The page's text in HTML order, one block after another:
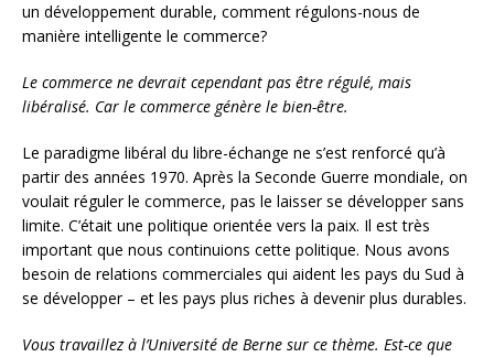
un développement durable, comment régulons-nous de
manière intelligente le commerce?
Le commerce ne devrait cependant pas être régulé, mais
libéralisé. Car le commerce génère le bien-être.
Le paradigme libéral du libre-échange ne s’est renforcé qu’à
partir des années 1970. Après la Seconde Guerre mondiale, on
voulait réguler le commerce, pas le laisser se développer sans
limite. C’était une politique orientée vers la paix. Il est très
important que nous continuions cette politique. Nous avons
besoin de relations commerciales qui aident les pays du Sud à
se développer – et les pays plus riches à devenir plus durables.
Vous travaillez à l’Université de Berne sur ce thème. Est-ce que